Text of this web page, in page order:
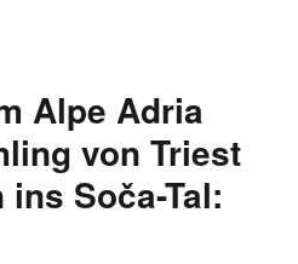
Alpe Adria
von Triest
Soča-Tal: